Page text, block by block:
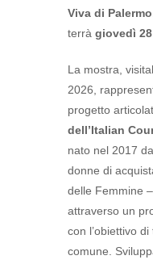
Viva di Palermo
terrà giovedì
La mostra,
2026,
progetto
dell’Italian
nato nel 2017
donne di
delle Femmine
attraverso un
con l’obiettivo
comune.